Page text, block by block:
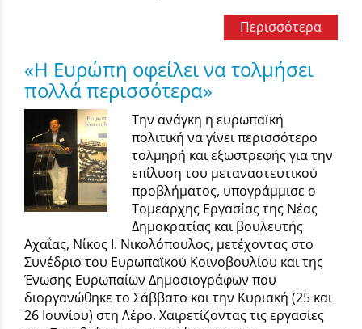
Περισσότερα
«Η Ευρώπη οφείλει να τολμήσει
πολλά περισσότερα»
Την ανάγκη η ευρωπαϊκή
πολιτική να γίνει περισσότερο
τολμηρή και εξωστρεφής για την
επίλυση του μεταναστευτικού
προβλήματος, υπογράμμισε ο
Τομεάρχης Εργασίας της Νέας
Δημοκρατίας και βουλευτής
Αχαΐας, Νίκος Ι. Νικολόπουλος, μετέχοντας στο
Συνέδριο του Ευρωπαϊκού Κοινοβουλίου και της
Ένωσης Ευρωπαίων Δημοσιογράφων που
διοργανώθηκε το Σάββατο και την Κυριακή (25 και
26 Ιουνίου) στη Λέρο. Χαιρετίζοντας τις εργασίες